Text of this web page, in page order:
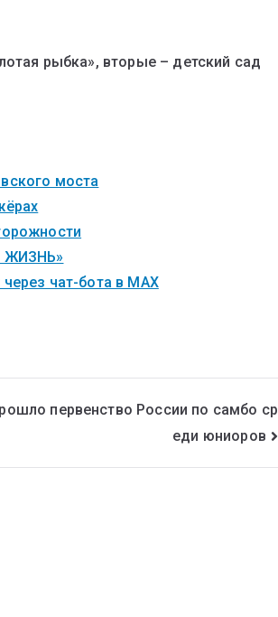
рыбка», вторые – детский сад
моста
ЖИЗНЬ»
чат-бота в MAX
первенство России по самбо ср
еди юниоров